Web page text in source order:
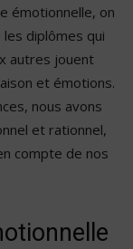
émotionnelle, on
diplômes qui
autres jouent
et émotions.
nous avons
et rationnel,
compte de nos